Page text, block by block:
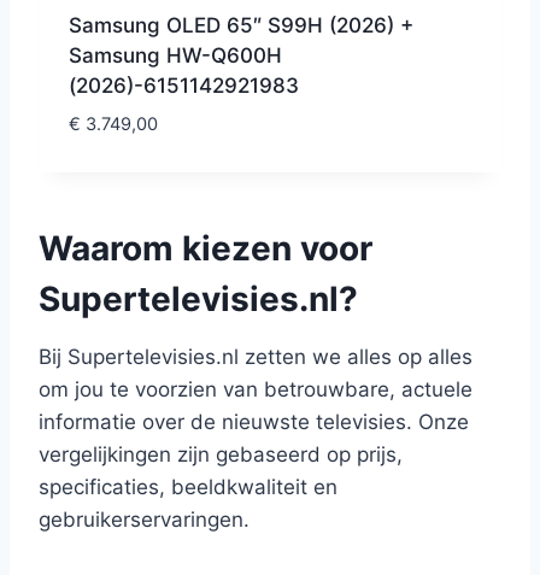
Samsung OLED 65″ S99H (2026) +
Samsung HW-Q600H
(2026)-6151142921983
€ 3.749,00
Waarom kiezen voor
Supertelevisies.nl?
Bij Supertelevisies.nl zetten we alles op alles
om jou te voorzien van betrouwbare, actuele
informatie over de nieuwste televisies. Onze
vergelijkingen zijn gebaseerd op prijs,
specificaties, beeldkwaliteit en
gebruikerservaringen.